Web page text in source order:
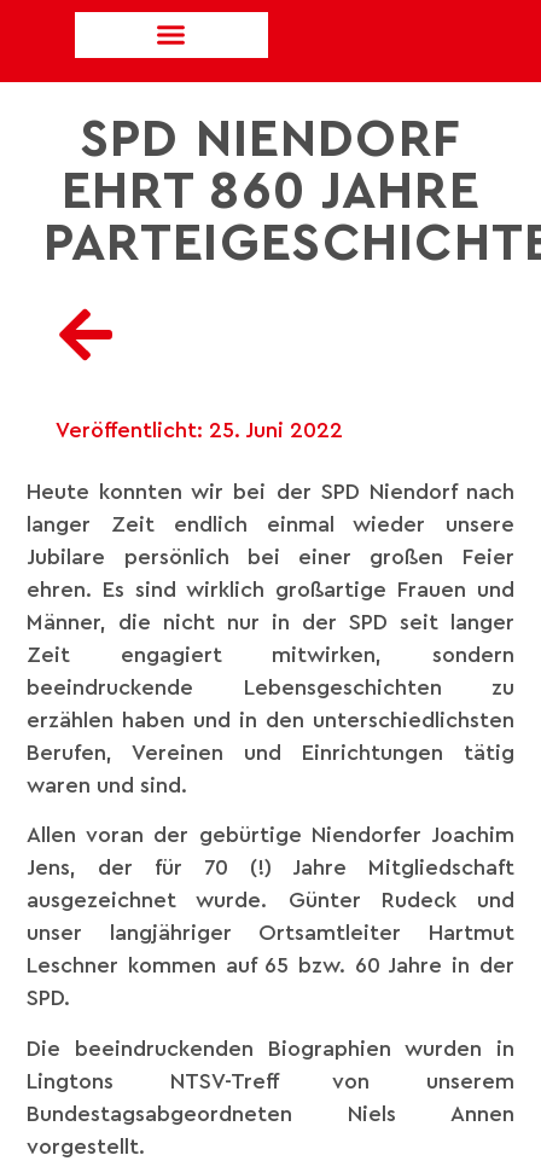
SPD NIENDORF
EHRT 860 JAHRE
Veröffentlicht: 25. Juni 2022
Heute konnten wir bei der SPD Niendorf nach
langer Zeit endlich einmal wieder unsere
Jubilare persönlich bei einer großen Feier
ehren. Es sind wirklich großartige Frauen und
Männer, die nicht nur in der SPD seit langer
Zeit engagiert mitwirken, sondern
beeindruckende Lebensgeschichten zu
erzählen haben und in den unterschiedlichsten
Berufen, Vereinen und Einrichtungen tätig
waren und sind.
Allen voran der gebürtige Niendorfer Joachim
Jens, der für 70 (!) Jahre Mitgliedschaft
ausgezeichnet wurde. Günter Rudeck und
unser langjähriger Ortsamtleiter Hartmut
Leschner kommen auf 65 bzw. 60 Jahre in der
SPD.
Die beeindruckenden Biographien wurden in
Lingtons NTSV-Treff von unserem
Bundestagsabgeordneten Niels Annen
vorgestellt.